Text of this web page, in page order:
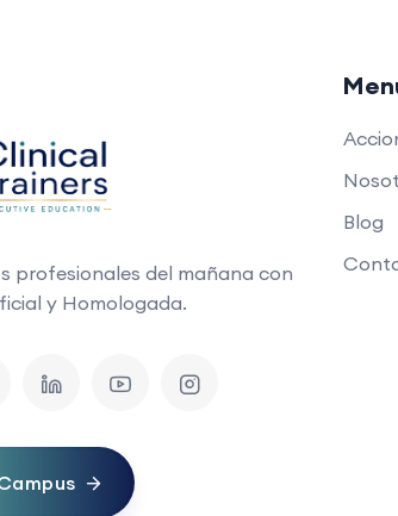
profesionales del mañana con
y Homologada.
Blog